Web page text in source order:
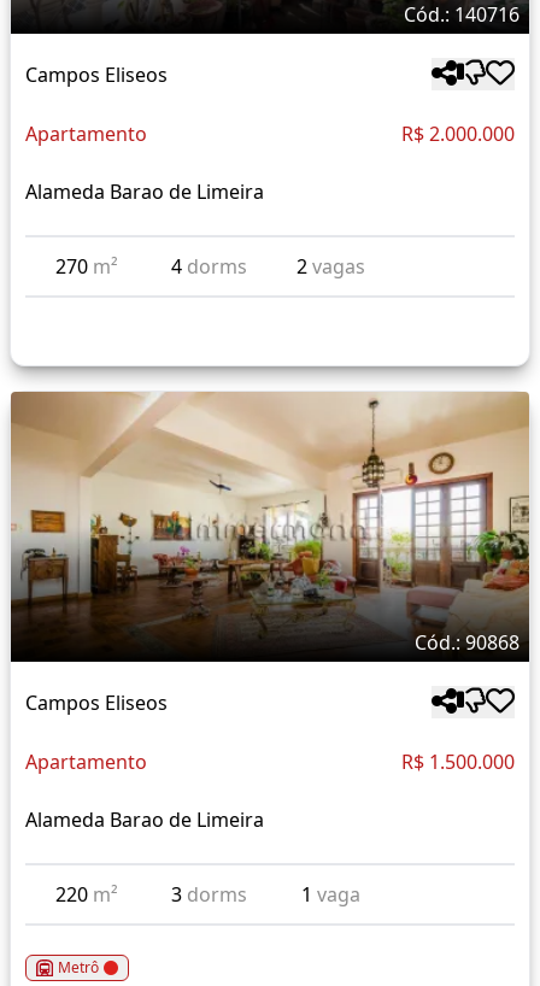
Cód.: 140716
Campos Eliseos
Apartamento R$ 2.000.000
Alameda Barao de Limeira
270 m² 4 dorms 2vagas
Cód.: 90868
Campos Eliseos
Apartamento R$ 1.500.000
Alameda Barao de Limeira
220 m² 3 dorms 1vaga
Metrô